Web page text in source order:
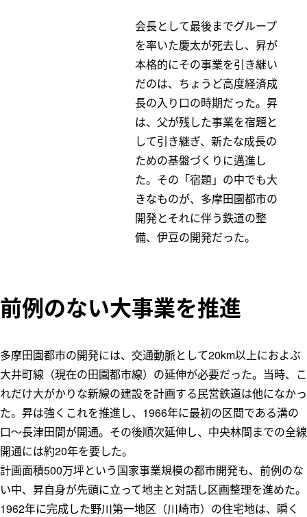
会長として最後までグループ
を率いた慶太が死去し、昇が
本格的にその事業を引き継い
だのは、ちょうど高度経済成
長の入り口の時期だった。昇
は、父が残した事業を宿題と
して引き継ぎ、新たな成長の
ための基盤づくりに邁進し
た。その「宿題」の中でも大
きなものが、多摩田園都市の
開発とそれに伴う鉄道の整
備、伊豆の開発だった。
前例のない大事業を推進
多摩田園都市の開発には、交通動脈として20km以上におよぶ
大井町線（現在の田園都市線）の延伸が必要だった。当時、こ
れだけ大がかりな新線の建設を計画する民営鉄道は他になかっ
た。昇は強くこれを推進し、1966年に最初の区間である溝の
口～長津田間が開通。その後順次延伸し、中央林間までの全線
開通には約20年を要した。
計画面積500万坪という国家事業規模の都市開発も、前例のな
い中、昇自身が先頭に立って地主と対話し区画整理を進めた。
1962年に完成した野川第一地区（川崎市）の住宅地は、瞬く